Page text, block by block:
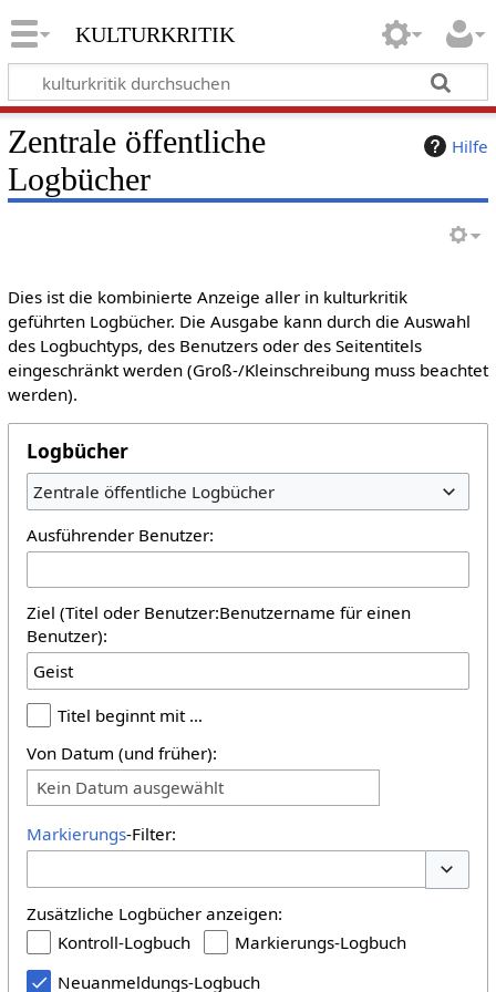
kulturkritik
Hilfe
Zentrale öffentliche
Logbücher
Dies ist die kombinierte Anzeige aller in kulturkritik
geführten Logbücher. Die Ausgabe kann durch die Auswahl
des Logbuchtyps, des Benutzers oder des Seitentitels
eingeschränkt werden (Groß-/Kleinschreibung muss beachtet
werden).
Logbücher
Zentrale öffentliche Logbücher
Ausführender Benutzer:
Ziel (Titel oder Benutzer:Benutzername für einen
Benutzer):
Titel beginnt mit …
Von Datum (und früher):
Kein Datum ausgewählt
Markierungs-Filter:
Zusätzliche Logbücher anzeigen:
Kontroll-Logbuch
Markierungs-Logbuch
Neuanmeldungs-Logbuch